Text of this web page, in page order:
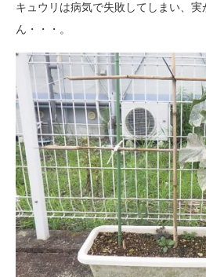
キュウリは病気で失敗してしまい、
ん・・・。